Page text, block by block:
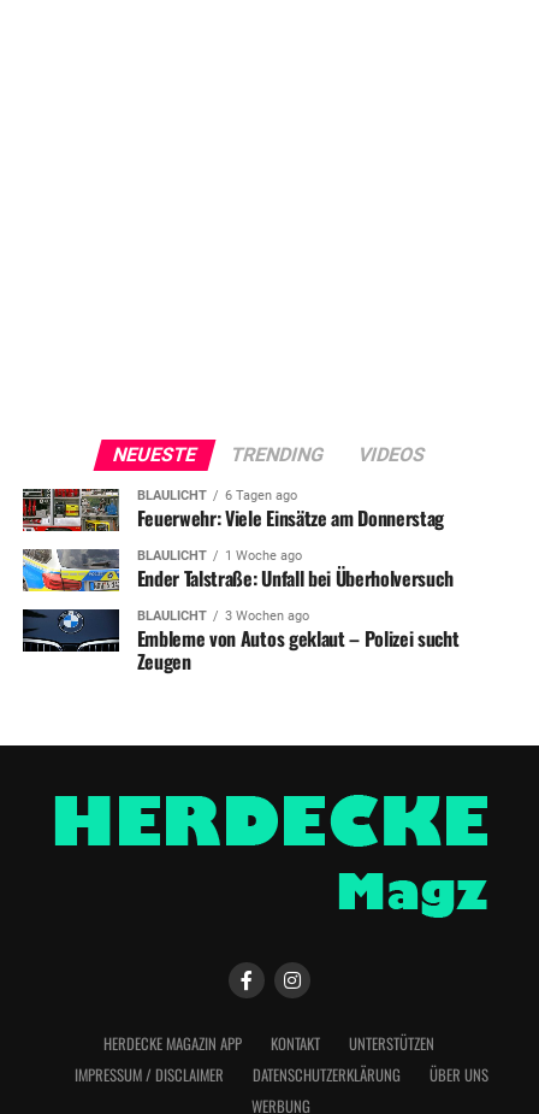
NEUESTE TRENDING VIDEOS
BLAULICHT 6 Tagen ago
Feuerwehr: Viele Einsätze am Donnerstag
BLAULICHT 1 Woche ago
Ender Talstraße: Unfall bei Überholversuch
BLAULICHT 3 Wochen ago
Embleme von Autos geklaut – Polizei sucht
Zeugen
HERDECKE MAGAZIN APP KONTAKT
UNTERSTÜTZEN
IMPRESSUM / DISCLAIMER
DATENSCHUTZERKLÄRUNG
ÜBER UNS
WERBUNG